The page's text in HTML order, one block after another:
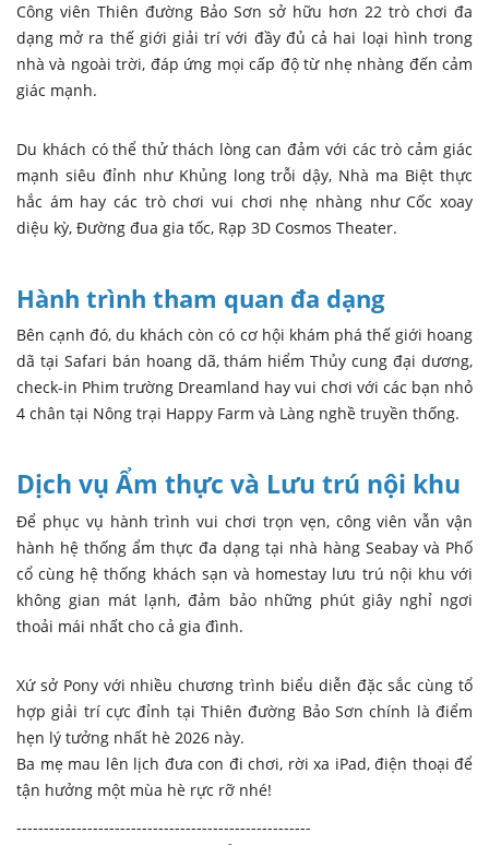
Công viên Thiên đường Bảo Sơn sở hữu hơn 22 trò chơi đa
dạng mở ra thế giới giải trí với đầy đủ cả hai loại hình trong
nhà và ngoài trời, đáp ứng mọi cấp độ từ nhẹ nhàng đến cảm
giác mạnh.
Du khách có thể thử thách lòng can đảm với các trò cảm giác
mạnh siêu đỉnh như Khủng long trỗi dậy, Nhà ma Biệt thực
hắc ám hay các trò chơi vui chơi nhẹ nhàng như Cốc xoay
diệu kỳ, Đường đua gia tốc, Rạp 3D Cosmos Theater.
Hành trình tham quan đa dạng
Bên cạnh đó, du khách còn có cơ hội khám phá thế giới hoang
dã tại Safari bán hoang dã, thám hiểm Thủy cung đại dương,
check-in Phim trường Dreamland hay vui chơi với các bạn nhỏ
4 chân tại Nông trại Happy Farm và Làng nghề truyền thống.
Dịch vụ Ẩm thực và Lưu trú nội khu
Để phục vụ hành trình vui chơi trọn vẹn, công viên vẫn vận
hành hệ thống ẩm thực đa dạng tại nhà hàng Seabay và Phố
cổ cùng hệ thống khách sạn và homestay lưu trú nội khu với
không gian mát lạnh, đảm bảo những phút giây nghỉ ngơi
thoải mái nhất cho cả gia đình.
Xứ sở Pony với nhiều chương trình biểu diễn đặc sắc cùng tổ
hợp giải trí cực đỉnh tại Thiên đường Bảo Sơn chính là điểm
hẹn lý tưởng nhất hè 2026 này.
Ba mẹ mau lên lịch đưa con đi chơi, rời xa iPad, điện thoại để
tận hưởng một mùa hè rực rỡ nhé!
------------------------------------------------------